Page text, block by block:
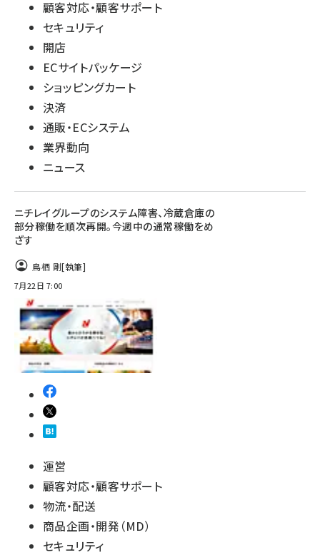
顧客対応・顧客サポート
セキュリティ
開店
ECサイトパッケージ
ショッピングカート
決済
通販・ECシステム
業界動向
ニュース
ニチレイグループのシステム障害、冷蔵倉庫の
部分稼働を順次再開。今週中の通常稼働をめ
ざす
鳥栖 剛[執筆]
7月22日 7:00
運営
顧客対応・顧客サポート
物流・配送
商品企画・開発（MD）
セキュリティ